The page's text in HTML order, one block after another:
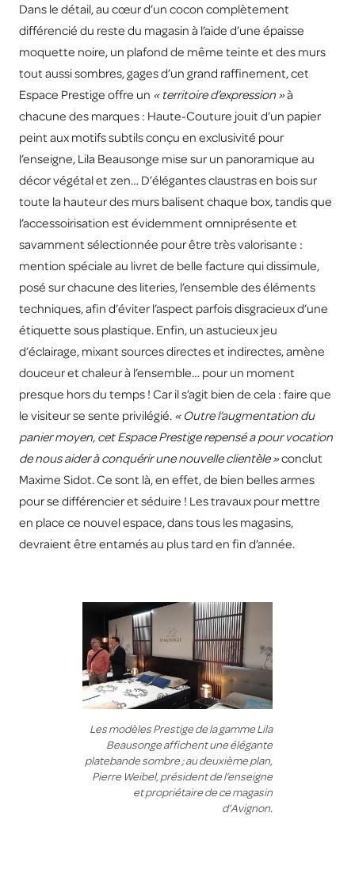
Dans le détail, au cœur d’un cocon complètement
différencié du reste du magasin à l’aide d’une épaisse
moquette noire, un plafond de même teinte et des murs
tout aussi sombres, gages d’un grand raffinement, cet
Espace Prestige offre un « territoire d’expression »à
chacune des marques : Haute-Couture jouit d’un papier
peint aux motifs subtils conçu en exclusivité pour
l’enseigne, Lila Beausonge mise sur un panoramique au
décor végétal et zen… D’élégantes claustras en bois sur
toute la hauteur des murs balisent chaque box, tandis que
l’accessoirisation est évidemment omniprésente et
savamment sélectionnée pour être très valorisante :
mention spéciale au livret de belle facture qui dissimule,
posé sur chacune des literies, l’ensemble des éléments
techniques, afin d’éviter l’aspect parfois disgracieux d’une
étiquette sous plastique. Enfin, un astucieux jeu
d’éclairage, mixant sources directes et indirectes, amène
douceur et chaleur à l’ensemble… pour un moment
presque hors du temps ! Car il s’agit bien de cela : faire que
le visiteur se sente privilégié. « Outre l’augmentation du
panier moyen, cet Espace Prestige repensé a pour vocation
de nous aider à conquérir une nouvelle clientèle »conclut
Maxime Sidot. Ce sont là, en effet, de bien belles armes
pour se différencier et séduire ! Les travaux pour mettre
en place ce nouvel espace, dans tous les magasins,
devraient être entamés au plus tard en fin d’année.
Les modèles Prestige de la gamme Lila
Beausonge affichent une élégante
platebande sombre ; au deuxième plan,
Pierre Weibel, président de l’enseigne
et propriétaire de ce magasin
d’Avignon.